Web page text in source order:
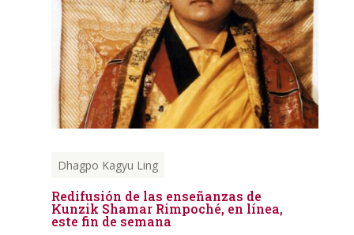
Dhagpo Kagyu Ling
Redifusión de las enseñanzas de
Kunzik Shamar Rimpoché, en línea,
este fin de semana